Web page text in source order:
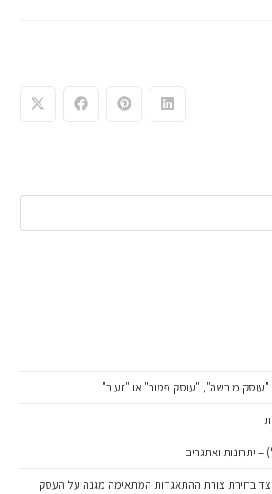
מורשה", "עוסק פטור" או "זעיר"
יתרונות ואתגרים
בחירת צורת ההתאגדות המתאימה מגנה על העסק